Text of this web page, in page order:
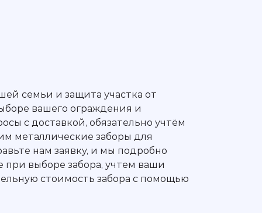
семьи и защита участка от
вашего ограждения и
с доставкой, обязательно учтём
металлические заборы для
нам заявку, и мы подробно
при выборе забора, учтем ваши
стоимость забора с помощью